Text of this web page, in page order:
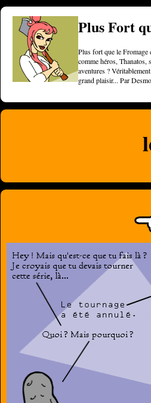
Plus Fort
Plus fort que le
comme héros,
aventures ?
grand plaisir... Par